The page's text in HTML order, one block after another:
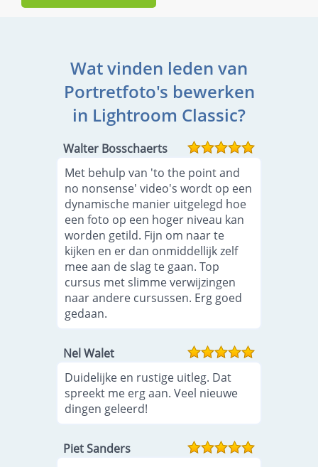
Wat vinden leden van
Portretfoto's bewerken
in Lightroom Classic?
Walter Bosschaerts
Met behulp van 'to the point and
no nonsense' video's wordt op een
dynamische manier uitgelegd hoe
een foto op een hoger niveau kan
worden getild. Fijn om naar te
kijken en er dan onmiddellijk zelf
mee aan de slag te gaan. Top
cursus met slimme verwijzingen
naar andere cursussen. Erg goed
gedaan.
Nel Walet
Duidelijke en rustige uitleg. Dat
spreekt me erg aan. Veel nieuwe
dingen geleerd!
Piet Sanders